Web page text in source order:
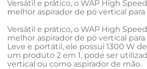
Versátil e prático, o WAP High
melhor aspirador de pó vertical para
Versátil e prático, o WAP High
melhor aspirador de pó vertical para
Leve e portátil, ele possui 1300 W
um produto 2 em 1, pode ser
vertical ou como aspirador de mão.